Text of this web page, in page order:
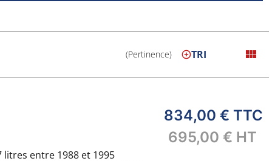
(Pertinence) TRI view_module
entre 1988 et 1995
834,00 € TTC
695,00 € HT